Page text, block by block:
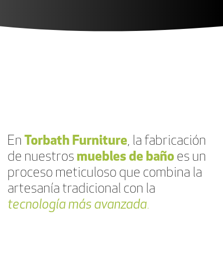
En Torbath Furniture, la fabricación
de nuestros muebles de baño es un
proceso meticuloso que combina la
artesanía tradicional con la
tecnología más avanzada.